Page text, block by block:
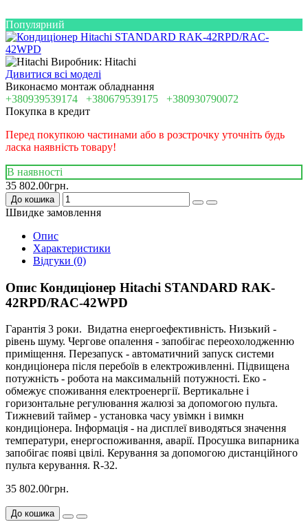
Популярний
Виробник: Hitachi
Дивитися всі моделі
Виконаємо монтаж обладнання
+380939539174 +380679539175 +380930790072
Покупка в кредит
Перед покупкою частинами або в розстрочку уточніть будь
ласка наявність товару!
В наявності
35 802.00грн.
До кошика
Швидке замовлення
Опис
Характеристики
Відгуки (0)
Опис Кондиціонер Hitachi STANDARD RAK-
42RPD/RAC-42WPD
Гарантія 3 роки. Видатна енергоефективність. Низький -
рівень шуму. Чергове опалення - запобігає переохолодженню
приміщення. Перезапуск - автоматичний запуск системи
кондиціонера після перебоїв в електроживленні. Підвищена
потужність - робота на максимальній потужності. Еко -
обмежує споживання електроенергії. Вертикальне і
горизонтальне регулювання жалюзі за допомогою пульта.
Тижневий таймер - установка часу увімкн і вимкн
кондиціонера. Інформація - на дисплеї виводяться значення
температури, енергоспоживання, аварії. Просушка випарника
запобігає появі цвілі. Керування за допомогою дистанційного
пульта керування. R-32.
35 802.00грн.
До кошика